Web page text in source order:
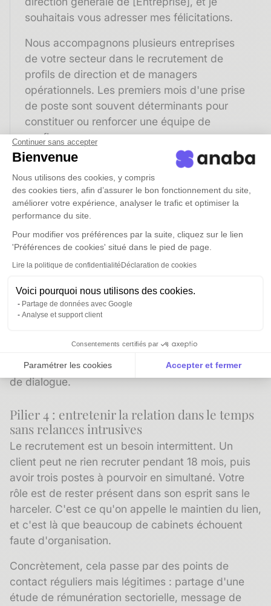
Continuer sans accepter
Bienvenue
Nous utilisons des cookies, y compris
des cookies tiers, afin d’assurer le bon fonctionnement du site,
améliorer votre expérience, analyser le trafic et optimiser la
performance du site.
Pour modifier vos préférences par la suite, cliquez sur le lien
'Préférences de cookies' situé dans le pied de page.
Lire la politique de confidentialité Déclaration de cookies
Voici pourquoi nous utilisons des cookies.
Partage de données avec Google
Analyse et support client
Consentements certifiés par
Paramétrer les cookies Accepter et fermer
Axeptio consent
Plateforme de Gestion du Consentement :
Notre plateforme vous permet d'adapter et de gérer
souhaitais vous adresser mes félicitations.
Nous accompagnons plusieurs entreprises
de votre secteur dans le recrutement de
profils de direction et de managers
opérationnels. Les premiers mois d'une prise
de poste sont souvent déterminants pour
constituer ou renforcer une équipe de
confiance.
Je serais heureux d'échanger avec vous sur
vos projets et de vous partager notre
approche. Seriez-vous disponible pour un
appel de 20 minutes cette semaine ou la
Bien cordialement,
Ce message fonctionne parce qu'il s'ancre dans
immédiate (la pertinence du moment) et il ne
cherche pas à vendre mais à créer une ouverture
de dialogue.
Pilier 4 : entretenir la relation dans le temps
sans relances intrusives
Le recrutement est un besoin intermittent. Un
client peut ne rien recruter pendant 18 mois, puis
avoir trois postes à pourvoir en simultané. Votre
rôle est de rester présent dans son esprit sans le
harceler. C'est ce qu'on appelle le maintien du lien,
et c'est là que beaucoup de cabinets échouent
faute d'organisation.
Concrètement, cela passe par des points de
contact réguliers mais légitimes : partage d'une
étude de rémunération sectorielle, message de